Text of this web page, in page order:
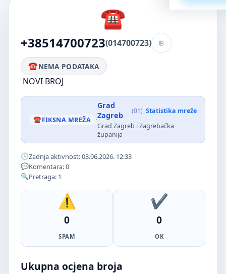
+38514700723(014700723)
NEMA PODATAKA
NOVI BROJ
FIKSNA MREŽA ·
Grad
Zagreb
(01) Statistika mreže
Grad Zagreb i Zagrebačka
županija
Zadnja aktivnost: 03.06.2026. 12:33
Komentara: 0
Pretraga: 1
0
SPAM
0
OK
Ukupna ocjena broja